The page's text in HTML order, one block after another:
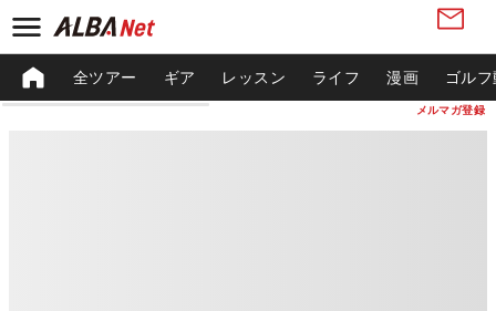
メルマガ登録
全ツアー ギア レッスン ライフ 漫画 ゴル